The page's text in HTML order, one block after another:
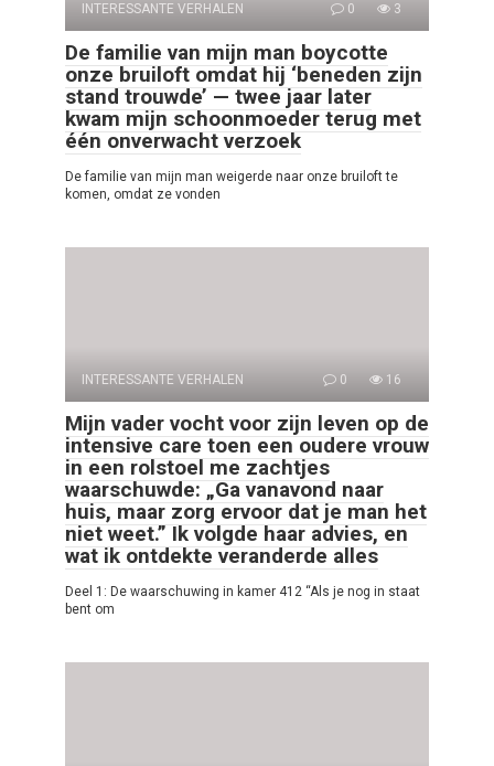
INTERESSANTE VERHALEN 0 3
De familie van mijn man boycotte
onze bruiloft omdat hij ‘beneden zijn
stand trouwde’ — twee jaar later
kwam mijn schoonmoeder terug met
één onverwacht verzoek
De familie van mijn man weigerde naar onze bruiloft te
komen, omdat ze vonden
INTERESSANTE VERHALEN 0 16
Mijn vader vocht voor zijn leven op de
intensive care toen een oudere vrouw
in een rolstoel me zachtjes
waarschuwde: „Ga vanavond naar
huis, maar zorg ervoor dat je man het
niet weet.” Ik volgde haar advies, en
wat ik ontdekte veranderde alles
Deel 1: De waarschuwing in kamer 412 “Als je nog in staat
bent om